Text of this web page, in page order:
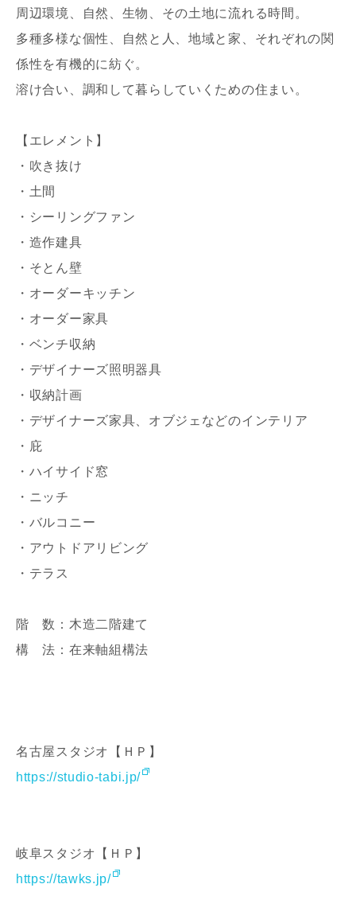
周辺環境、自然、生物、その土地に流れる時間。
多種多様な個性、自然と人、地域と家、それぞれの関
係性を有機的に紡ぐ。
溶け合い、調和して暮らしていくための住まい。
【エレメント】
・吹き抜け
・土間
・シーリングファン
・造作建具
・そとん壁
・オーダーキッチン
・オーダー家具
・ベンチ収納
・デザイナーズ照明器具
・収納計画
・デザイナーズ家具、オブジェなどのインテリア
・庇
・ハイサイド窓
・ニッチ
・バルコニー
・アウトドアリビング
・テラス
階 数：木造二階建て
構 法：在来軸組構法
名古屋スタジオ【ＨＰ】
https://studio-tabi.jp/
岐阜スタジオ【ＨＰ】
https://tawks.jp/